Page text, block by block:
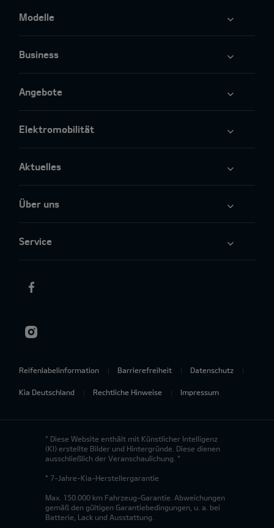
Modelle
Business
Angebote
Elektromobilität
Aktuelles
Über uns
Service
Reifenlabelinformation Barrierefreiheit Datenschutz
Kia Deutschland Rechtliche Hinweise Impressum
* Diese Website enthält mit Künstlicher Intelligenz
(KI) erstellte Bilder und Hintergründe. Diese dienen
ausschließlich der Veranschaulichung. *
* 7-Jahre-Kia-Herstellergarantie
Max. 150.000 km Fahrzeug-Garantie. Abweichungen
gemäß den gültigen Garantiebedingungen, u. a. bei
Batterie, Lack und Ausstattung.